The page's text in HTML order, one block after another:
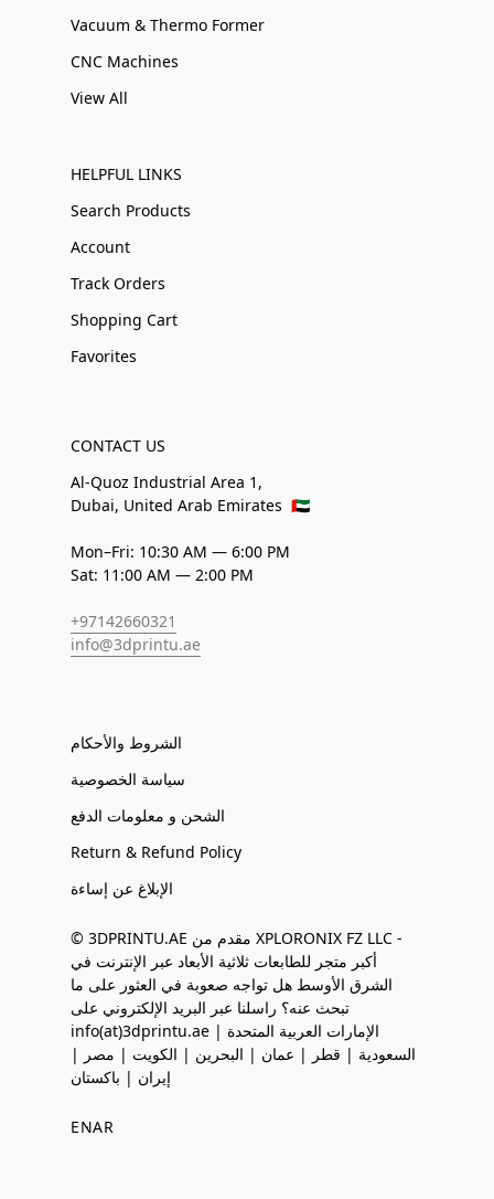
Vacuum & Thermo Former
CNC Machines
View All
HELPFUL LINKS
Search Products
Account
Track Orders
Shopping Cart
Favorites
CONTACT US
Al-Quoz Industrial Area 1,
Dubai, United Arab Emirates 🇦🇪
Mon–Fri: 10:30 AM — 6:00 PM
Sat: 11:00 AM — 2:00 PM
+97142660321
info@3dprintu.ae
الشروط والأحكام
سياسة الخصوصية
الشحن و معلومات الدفع
Return & Refund Policy
الإبلاغ عن إساءة
© 3DPRINTU.AE مقدم من XPLORONIX FZ LLC -
أكبر متجر للطابعات ثلاثية الأبعاد عبر الإنترنت في
الشرق الأوسط هل تواجه صعوبة في العثور على ما
تبحث عنه؟ راسلنا عبر البريد الإلكتروني على
info(at)3dprintu.ae الإمارات العربية المتحدة |
السعودية | قطر | عمان | البحرين | الكويت | مصر |
إيران | باكستان
ENAR